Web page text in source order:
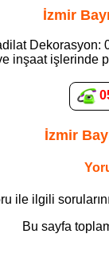
İzmir
inşaat
İzmir
ile ilgili
Bu sayfa